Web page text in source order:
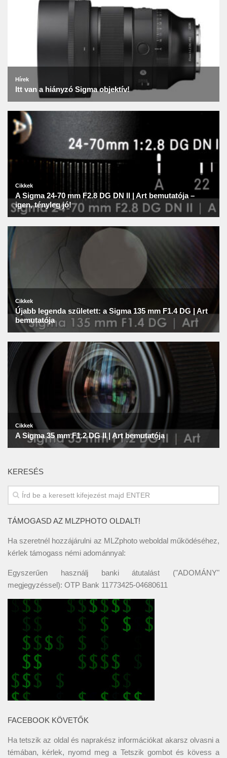
KERESÉS
TÁMOGASD AZ MLZPHOTO OLDALT!
Ha szeretnél hozzájárulni az MLZphoto weboldal működéséhez,
kérlek támogass némi adománnyal:
Egyszerűen használj banki átutalást ("ADOMÁNY"
megjegyzéssel): OTP Bank 11773425-04680611
FACEBOOK KÖVETŐK
Ha tetszik az oldal és naprakész információkat akarsz olvasni a
témában, kérlek, nyomd meg a Tetszik gombot és kövess a